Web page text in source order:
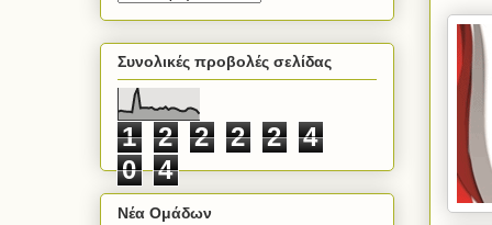
Συνολικές προβολές σελίδας
1 2 2 2 2
4
0
4
Νέα Ομάδων